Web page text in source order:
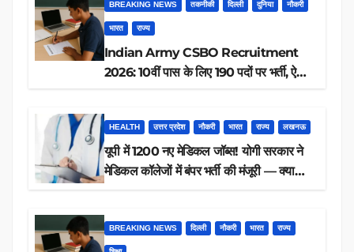
BREAKING NEWS तकनीकी दिल्ली दुनिया नौकरी
भारत राज्य
Indian Army CSBO Recruitment
2026: 10वीं पास के लिए 190 पदों पर भर्ती, ऐसे
HEALTH उत्तर प्रदेश नौकरी भारत राज्य लखनऊ
यूपी में 1200 नए मेडिकल जॉब्स! योगी सरकार ने
मेडिकल कॉलेजों में बंपर भर्ती की मंजूरी — क्या
BREAKING NEWS दिल्ली नौकरी भारत राज्य